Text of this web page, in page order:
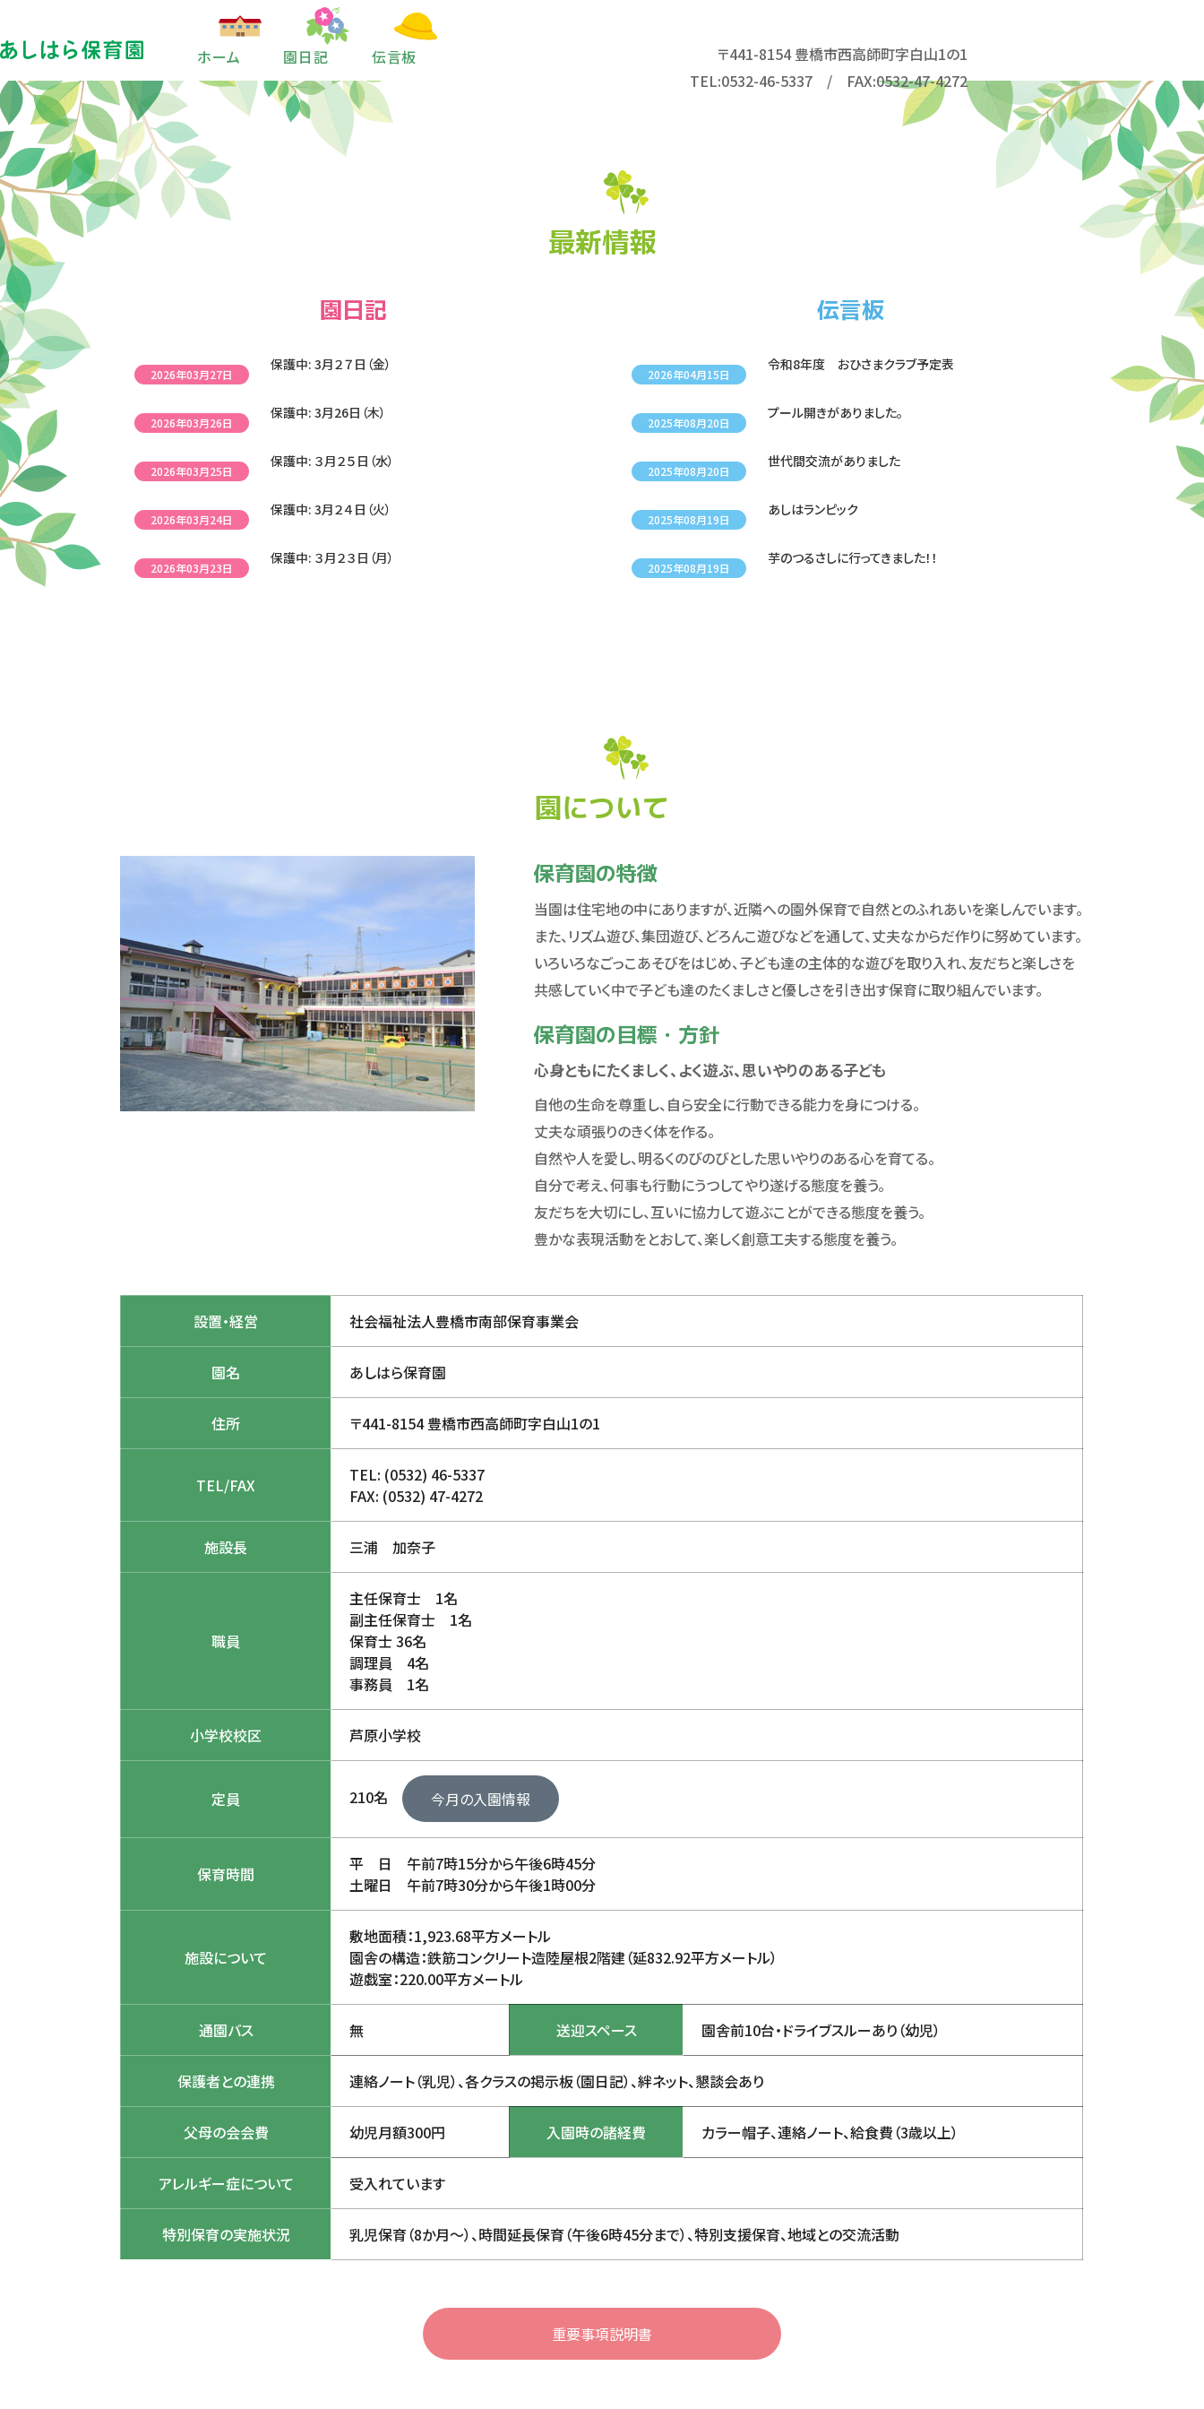
ホーム 園日記 伝言板
〒441-8154 豊橋市西高師町字白山1の1
TEL:0532-46-5337 / FAX:0532-47-4272
最新情報
園日記
2026年03月27日
保護中: 3月２７日（金）
2026年03月26日
保護中: 3月26日（木）
2026年03月25日
保護中: ３月２５日（水）
2026年03月24日
保護中: 3月２４日（火）
2026年03月23日
保護中: ３月２３日（月）
伝言板
2026年04月15日
令和8年度 おひさまクラブ予定表
2025年08月20日
プール開きがありました。
2025年08月20日
世代間交流がありました
2025年08月19日
あしはランピック
2025年08月19日
芋のつるさしに行ってきました！！
園について
保育園の特徴
当園は住宅地の中にありますが、近隣への園外保育で自然とのふれあいを楽しんでいます。
また、リズム遊び、集団遊び、どろんこ遊びなどを通して、丈夫なからだ作りに努めています。
いろいろなごっこあそびをはじめ、子ども達の主体的な遊びを取り入れ、友だちと楽しさを
共感していく中で子ども達のたくましさと優しさを引き出す保育に取り組んでいます。
保育園の目標・方針
心身ともにたくましく、よく遊ぶ、思いやりのある子ども
自他の生命を尊重し、自ら安全に行動できる能力を身につける。
丈夫な頑張りのきく体を作る。
自然や人を愛し、明るくのびのびとした思いやりのある心を育てる。
自分で考え、何事も行動にうつしてやり遂げる態度を養う。
友だちを大切にし、互いに協力して遊ぶことができる態度を養う。
豊かな表現活動をとおして、楽しく創意工夫する態度を養う。
設置・経営 社会福祉法人豊橋市南部保育事業会
園名 あしはら保育園
住所 〒441-8154 豊橋市西高師町字白山1の1
TEL/FAX
TEL: (0532) 46-5337
FAX: (0532) 47-4272
施設長 三浦 加奈子
職員
主任保育士 1名
副主任保育士 1名
保育士 36名
調理員 4名
事務員 1名
小学校校区 芦原小学校
定員 210名 今月の入園情報
保育時間
平 日 午前7時15分から午後6時45分
土曜日 午前7時30分から午後1時00分
施設について
敷地面積：1,923.68平方メートル
園舎の構造：鉄筋コンクリート造陸屋根2階建（延832.92平方メートル）
遊戯室：220.00平方メートル
通園バス 無 送迎スペース 園舎前10台・ドライブスルーあり（幼児）
保護者との連携 連絡ノート（乳児）、各クラスの掲示板（園日記）、絆ネット、懇談会あり
父母の会会費 幼児月額300円 入園時の諸経費 カラー帽子、連絡ノート、給食費（3歳以上）
アレルギー症について 受入れています
特別保育の実施状況 乳児保育（8か月～）、時間延長保育（午後6時45分まで）、特別支援保育、地域との交流活動
重要事項説明書